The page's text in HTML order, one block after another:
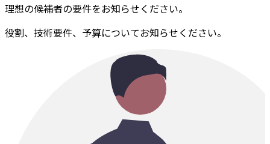
理想の候補者の要件をお知らせください。
役割、技術要件、予算についてお知らせください。